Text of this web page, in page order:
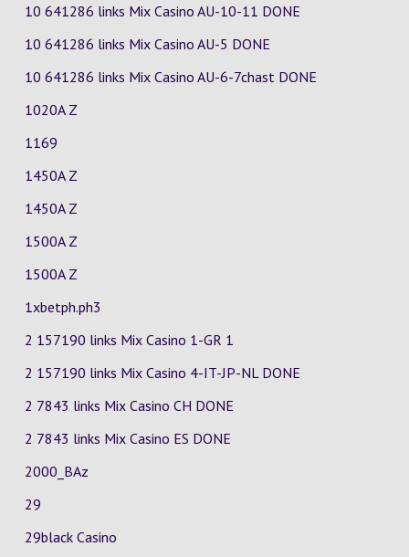
10 641286 links Mix Casino AU-10-11 DONE
10 641286 links Mix Casino AU-5 DONE
10 641286 links Mix Casino AU-6-7chast DONE
1020A Z
1169
1450A Z
1450A Z
1500A Z
1500A Z
1xbetph.ph3
2 157190 links Mix Casino 1-GR 1
2 157190 links Mix Casino 4-IT-JP-NL DONE
2 7843 links Mix Casino CH DONE
2 7843 links Mix Casino ES DONE
2000_BAz
29
29black Casino